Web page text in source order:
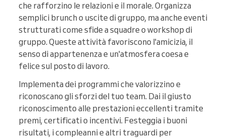
che rafforzino le relazioni e il morale. Organizza
semplici brunch o uscite di gruppo, ma anche eventi
strutturati come sfide a squadre o workshop di
gruppo. Queste attività favoriscono l'amicizia, il
senso di appartenenza e un'atmosfera coesa e
felice sul posto di lavoro.
Implementa dei programmi che valorizzino e
riconoscano gli sforzi del tuo team. Dai il giusto
riconoscimento alle prestazioni eccellenti tramite
premi, certificati o incentivi. Festeggia i buoni
risultati, i compleanni e altri traguardi per